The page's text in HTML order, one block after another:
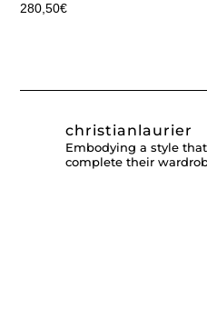
280,50€
christianlaurier
Embodying a style
complete their